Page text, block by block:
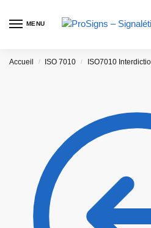
MENU
Accueil / ISO 7010 / ISO7010